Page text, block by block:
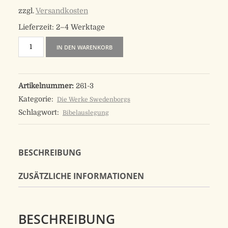
zzgl.Versandkosten
Lieferzeit: 2–4 Werktage
Himmlische
Geheimnisse
|
12
Menge
IN DEN WARENKORB
Artikelnummer: 261-3
Kategorie: Die Werke Swedenborgs
Schlagwort: Bibelauslegung
BESCHREIBUNG
ZUSÄTZLICHE INFORMATIONEN
BESCHREIBUNG